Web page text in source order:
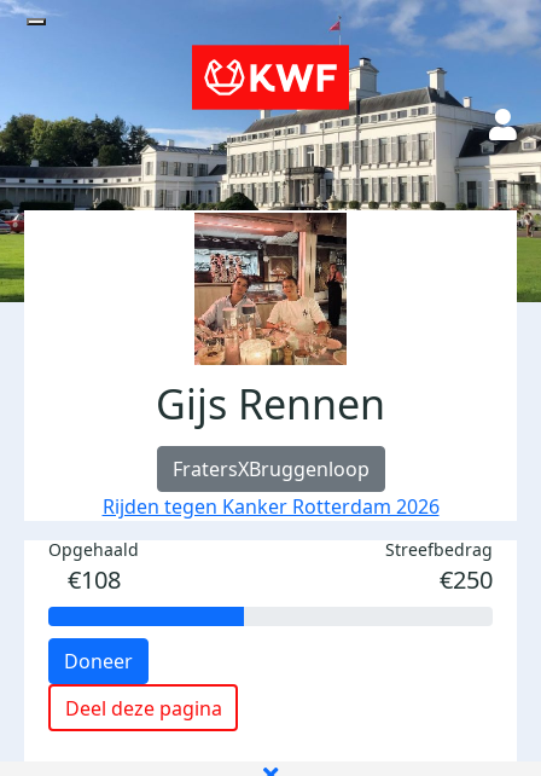
Gijs Rennen
FratersXBruggenloop
Rijden tegen Kanker Rotterdam 2026
Opgehaald
€108
Streefbedrag
€250
Doneer
Deel deze pagina